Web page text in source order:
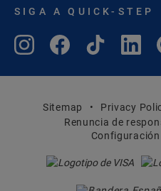
SIGA A QUICK-STEP
Sitemap Privacy
Renuncia de